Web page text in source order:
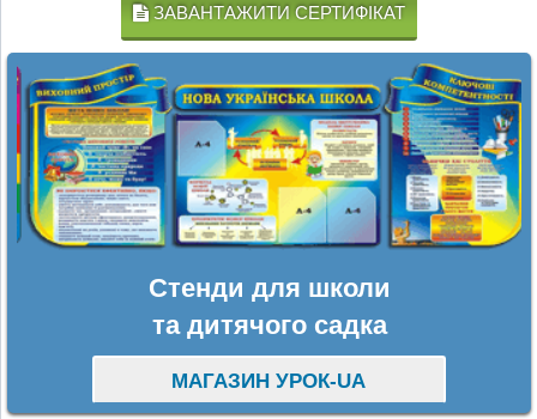
ЗАВАНТАЖИТИ СЕРТИФІКАТ
Стенди для школи
та дитячого садка
МАГАЗИН УРОК-UA